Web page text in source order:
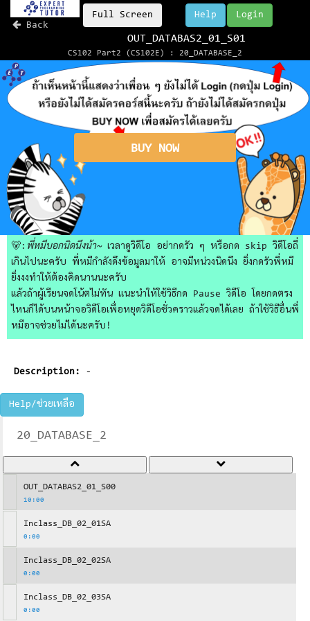
Back
Full Screen Login
Help
OUT_DATABAS2_01_S01
CS102 Part2 (CS102E) : 20_DATABASE_2
BUY NOW
🐻: พี่หมีบอกนิดนึงน้า~เวลาดูวิดีโอ อย่ากดรัว ๆ หรือกด skip วิดีโอถี่
เกินไปนะครับ พี่หมีกำลังดึงข้อมูลมาให้ อาจมีหน่วงนิดนึง ยิ่งกดรัวพี่หมี
ยิ่งงงทำให้ต้องคิดนานนะครับ
แล้วถ้าผู้เรียนจดโน้ตไม่ทัน แนะนำให้ใช้วิธีกด Pause วิดีโอ โดยกดตรง
ไหนก็ได้บนหน้าจอวิดีโอเพื่อหยุดวิดีโอชั่วคราวแล้วจดได้เลย ถ้าใช้วิธีอื่นพี่
หมีอาจช่วยไม่ได้นะครับ!
Description: -
Help/ช่วยเหลือ
20_DATABASE_2
OUT_DATABAS2_01_S00
10:00
Inclass_DB_02_01SA
0:00
Inclass_DB_02_02SA
0:00
Inclass_DB_02_03SA
0:00